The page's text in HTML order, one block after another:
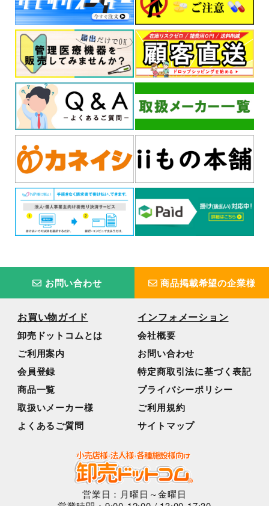
お問い合わせ 商品掲載希望の企業様
お買い物ガイド
卸売ドットコムとは
ご利用案内
会員登録
商品一覧
取扱いメーカー様
よくあるご質問
インフォメーション
会社概要
お問い合わせ
特定商取引法に基づく表記
プライバシーポリシー
ご利用規約
サイトマップ
営業日：月曜日～金曜日